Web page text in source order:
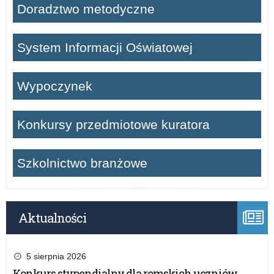
Doradztwo metodyczne
System Informacji Oświatowej
Wypoczynek
Konkursy przedmiotowe kuratora
Szkolnictwo branżowe
Aktualności
5 sierpnia 2026